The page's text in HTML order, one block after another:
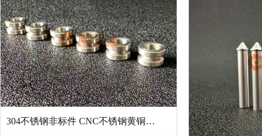
304不锈钢非标件 CNC不锈钢黄铜铝件